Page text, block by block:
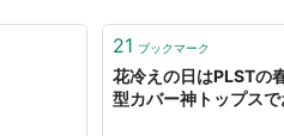
21 ブックマーク
花冷えの日はPLSTの
型カバー神トップス